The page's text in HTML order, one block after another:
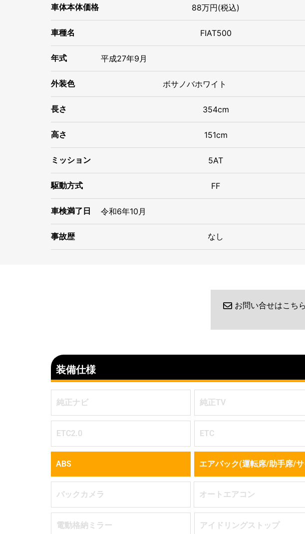
車体本体価格 88万円(税込)
車種名 FIAT500
年式 平成27年9月
外装色 ボサノバホワイト
長さ 354cm
高さ 151cm
ミッション 5AT
駆動方式 FF
車検満了日 令和6年10月
事故歴 なし
お問い合せはこち
装備仕様
純正ナビ 純正TV
ETC2.0 ETC
ABS エアバック(運転席/助手席/
バックカメラ オートエアコン
電動格納ミラー アイドリングストップ